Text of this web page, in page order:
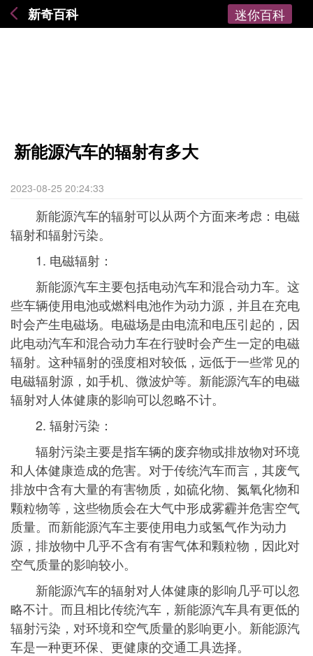
新奇百科 迷你百科
新能源汽车的辐射有多大
2023-08-25 20:24:33
新能源汽车的辐射可以从两个方面来考虑：电磁
辐射和辐射污染。
1. 电磁辐射：
新能源汽车主要包括电动汽车和混合动力车。这
些车辆使用电池或燃料电池作为动力源，并且在充电
时会产生电磁场。电磁场是由电流和电压引起的，因
此电动汽车和混合动力车在行驶时会产生一定的电磁
辐射。这种辐射的强度相对较低，远低于一些常见的
电磁辐射源，如手机、微波炉等。新能源汽车的电磁
辐射对人体健康的影响可以忽略不计。
2. 辐射污染：
辐射污染主要是指车辆的废弃物或排放物对环境
和人体健康造成的危害。对于传统汽车而言，其废气
排放中含有大量的有害物质，如硫化物、氮氧化物和
颗粒物等，这些物质会在大气中形成雾霾并危害空气
质量。而新能源汽车主要使用电力或氢气作为动力
源，排放物中几乎不含有有害气体和颗粒物，因此对
空气质量的影响较小。
新能源汽车的辐射对人体健康的影响几乎可以忽
略不计。而且相比传统汽车，新能源汽车具有更低的
辐射污染，对环境和空气质量的影响更小。新能源汽
车是一种更环保、更健康的交通工具选择。